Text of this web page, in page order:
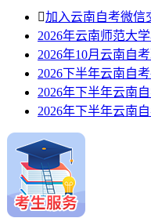
加入云南自考微信
2026年云南师范大
2026年10月云南自
2026下半年云南自
2026年下半年云南
2026年下半年云南